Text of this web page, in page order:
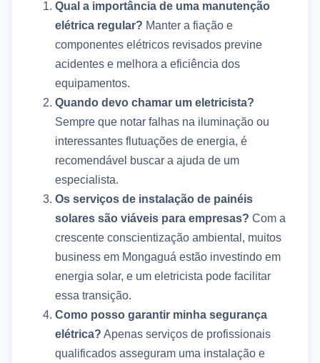
Qual a importância de uma manutenção
elétrica regular? Manter a fiação e
componentes elétricos revisados previne
acidentes e melhora a eficiência dos
equipamentos.
Quando devo chamar um eletricista?
Sempre que notar falhas na iluminação ou
interessantes flutuações de energia, é
recomendável buscar a ajuda de um
especialista.
Os serviços de instalação de painéis
solares são viáveis para empresas? Com a
crescente conscientização ambiental, muitos
business em Mongaguá estão investindo em
energia solar, e um eletricista pode facilitar
essa transição.
Como posso garantir minha segurança
elétrica? Apenas serviços de profissionais
qualificados asseguram uma instalação e